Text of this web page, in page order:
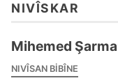
NIVÎSKAR
Mihemed
NIVÎSAN BIBÎNE